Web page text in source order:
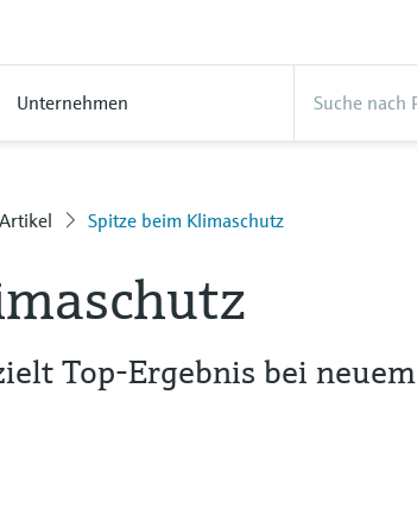
Unternehmen
Spitze beim Klimaschutz
Top-Ergebnis bei neuem